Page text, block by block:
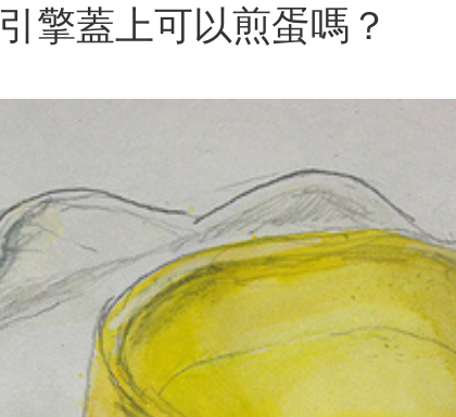
引擎蓋上可以煎蛋嗎？